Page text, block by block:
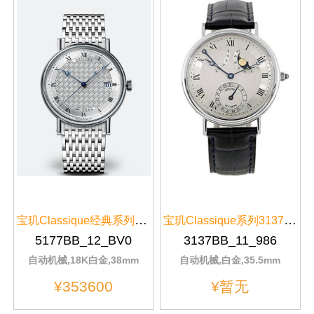
宝玑Classique经典系列白金男表5177BB/12/BV0
5177BB_12_BV0
自动机械,18K白金,38mm
¥353600
宝玑Classique系列3137BB/11/986白金表扣
3137BB_11_986
自动机械,白金,35.5mm
¥暂无